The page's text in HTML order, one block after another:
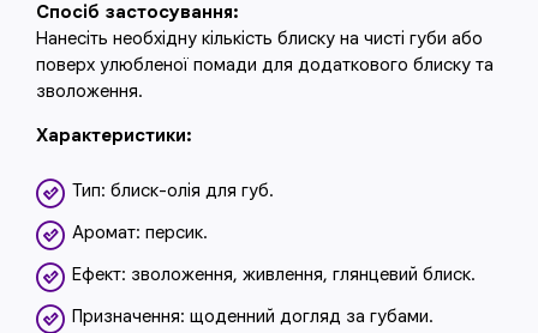
Спосіб застосування:
Нанесіть необхідну кількість блиску на чисті губи або
поверх улюбленої помади для додаткового блиску та
зволоження.
Характеристики:
Тип: блиск-олія для губ.
Аромат: персик.
Ефект: зволоження, живлення, глянцевий блиск.
Призначення: щоденний догляд за губами.